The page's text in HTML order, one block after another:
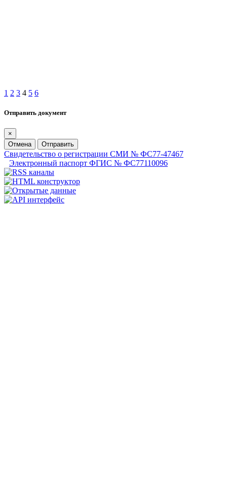
1 2 3 4 5 6
Отправить документ
×
Отмена
Отправить
Свидетельство о регистрации СМИ № ФС77-47467
Электронный паспорт ФГИС № ФС77110096